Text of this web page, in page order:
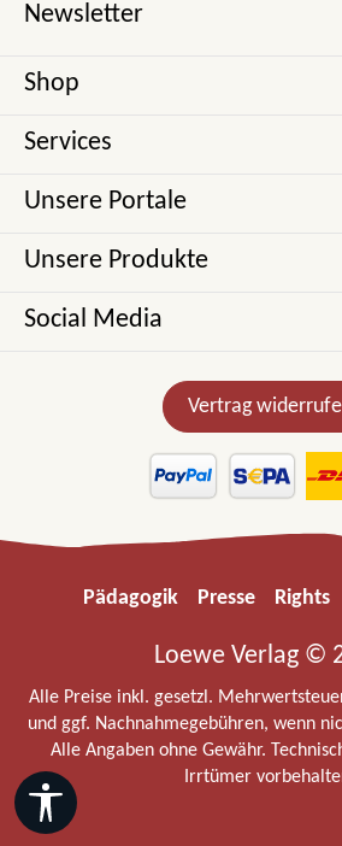
Newsletter
Shop
Services
Unsere Portale
Unsere Produkte
Social Media
Vertrag
Pädagogik Presse Rights
Loewe Verlag ©
Alle Preise inkl. gesetzl.
und ggf. Nachnahmegebühren, wenn
Alle Angaben ohne Gewähr.
Irrtümer
Werkzeugleiste anzeigen